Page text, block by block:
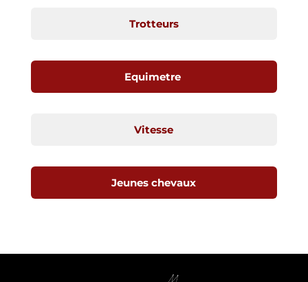
Trotteurs
Equimetre
Vitesse
Jeunes chevaux